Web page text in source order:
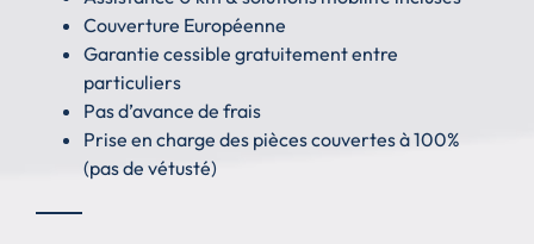
Couverture Européenne
Garantie cessible gratuitement entre
particuliers
Pas d’avance de frais
Prise en charge des pièces couvertes à 100%
(pas de vétusté)